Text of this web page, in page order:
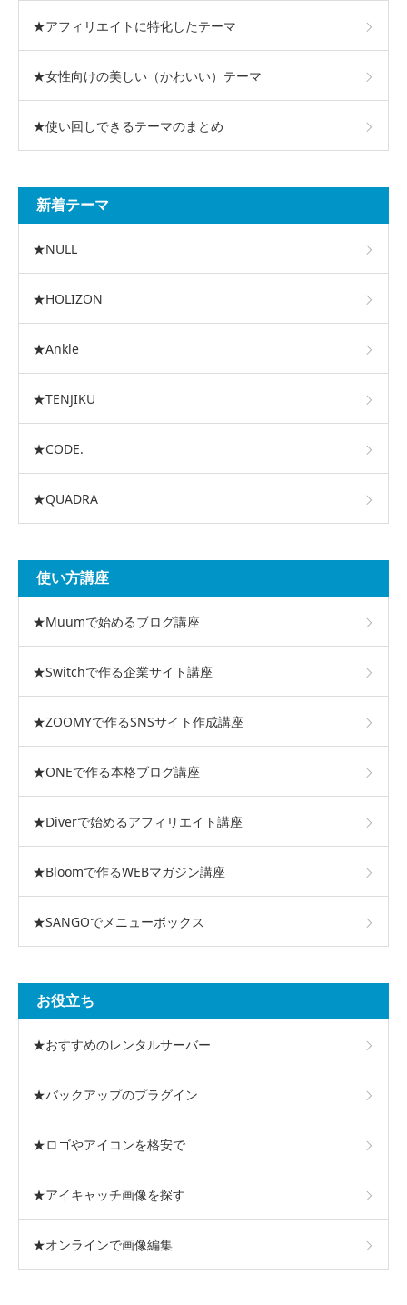
★アフィリエイトに特化したテーマ
★女性向けの美しい（かわいい）テーマ
★使い回しできるテーマのまとめ
新着テーマ
★NULL
★HOLIZON
★Ankle
★TENJIKU
★CODE.
★QUADRA
使い方講座
★Muumで始めるブログ講座
★Switchで作る企業サイト講座
★ZOOMYで作るSNSサイト作成講座
★ONEで作る本格ブログ講座
★Diverで始めるアフィリエイト講座
★Bloomで作るWEBマガジン講座
★SANGOでメニューボックス
お役立ち
★おすすめのレンタルサーバー
★バックアップのプラグイン
★ロゴやアイコンを格安で
★アイキャッチ画像を探す
★オンラインで画像編集